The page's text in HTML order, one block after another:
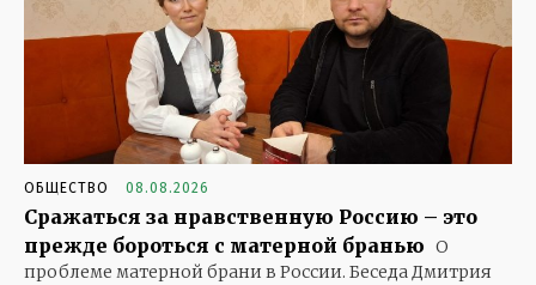
ОБЩЕСТВО 08.08.2026
Сражаться за нравственную Россию – это
прежде бороться с матерной бранью О
проблеме матерной брани в России. Беседа Дмитрия